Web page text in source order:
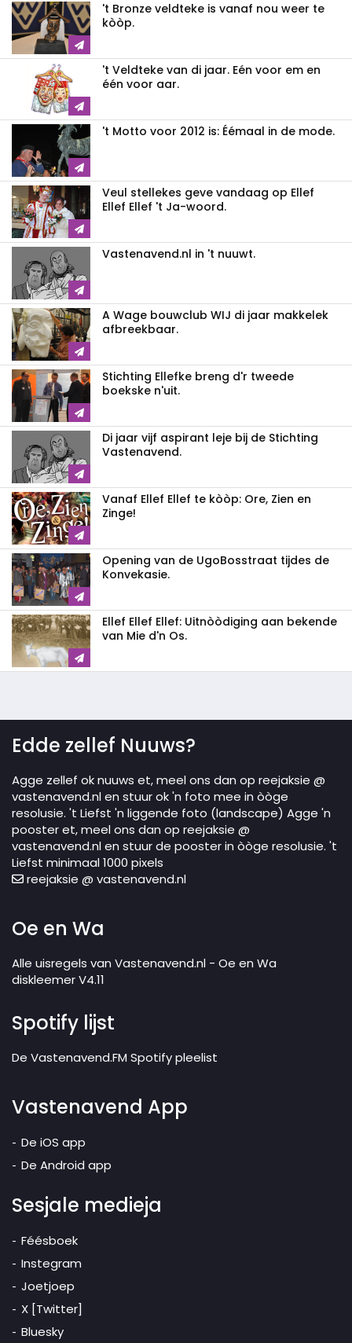
't Bronze veldteke is vanaf nou weer te
kòòp.
't Veldteke van di jaar. Eén voor em en
één voor aar.
't Motto voor 2012 is: Éémaal in de mode.
Veul stellekes geve vandaag op Ellef
Ellef Ellef 't Ja-woord.
Vastenavend.nl in 't nuuwt.
A Wage bouwclub WIJ di jaar makkelek
afbreekbaar.
Stichting Ellefke breng d'r tweede
boekske n'uit.
Di jaar vijf aspirant leje bij de Stichting
Vastenavend.
Vanaf Ellef Ellef te kòòp: Ore, Zien en
Zinge!
Opening van de UgoBosstraat tijdes de
Konvekasie.
Ellef Ellef Ellef: Uitnòòdiging aan bekende
van Mie d'n Os.
Edde zellef Nuuws?
Agge zellef ok nuuws et, meel ons dan op reejaksie @
vastenavend.nl en stuur ok 'n foto mee in òòge
resolusie. 't Liefst 'n liggende foto (landscape) Agge 'n
pooster et, meel ons dan op reejaksie @
vastenavend.nl en stuur de pooster in òòge resolusie. 't
Liefst minimaal 1000 pixels
reejaksie @ vastenavend.nl
Oe en Wa
Alle uisregels van Vastenavend.nl - Oe en Wa
diskleemer V4.11
Spotify lijst
De Vastenavend.FM Spotify pleelist
Vastenavend App
De iOS app
De Android app
Sesjale medieja
Féésboek
Instegram
Joetjoep
X [Twitter]
Bluesky